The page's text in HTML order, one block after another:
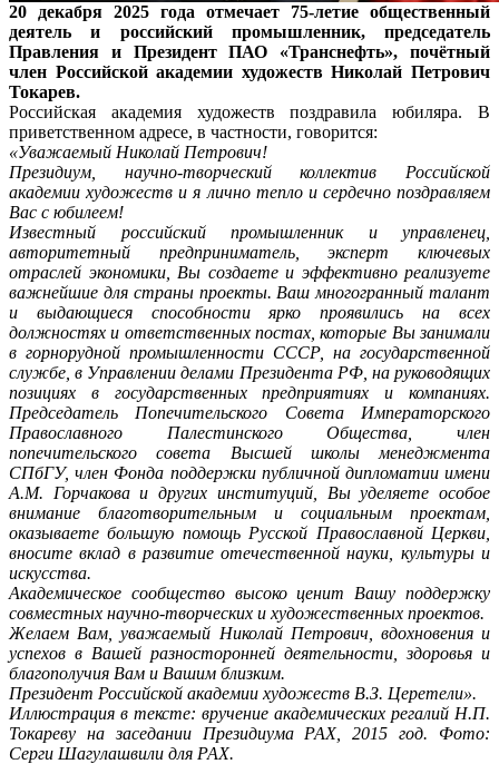
20 декабря 2025 года отмечает 75-летие общественный
деятель и российский промышленник, председатель
Правления и Президент ПАО «Транснефть», почётный
член Российской академии художеств Николай Петрович
Токарев.
Российская академия художеств поздравила юбиляра. В
приветственном адресе, в частности, говорится:
«Уважаемый Николай Петрович!
Президиум, научно-творческий коллектив Российской
академии художеств и я лично тепло и сердечно поздравляем
Вас с юбилеем!
Известный российский промышленник и управленец,
авторитетный предприниматель, эксперт ключевых
отраслей экономики, Вы создаете и эффективно реализуете
важнейшие для страны проекты. Ваш многогранный талант
и выдающиеся способности ярко проявились на всех
должностях и ответственных постах, которые Вы занимали
в горнорудной промышленности СССР, на государственной
службе, в Управлении делами Президента РФ, на руководящих
позициях в государственных предприятиях и компаниях.
Председатель Попечительского Совета Императорского
Православного Палестинского Общества, член
попечительского совета Высшей школы менеджмента
СПбГУ, член Фонда поддержки публичной дипломатии имени
А.М. Горчакова и других институций, Вы уделяете особое
внимание благотворительным и социальным проектам,
оказываете большую помощь Русской Православной Церкви,
вносите вклад в развитие отечественной науки, культуры и
искусства.
Академическое сообщество высоко ценит Вашу поддержку
совместных научно-творческих и художественных проектов.
Желаем Вам, уважаемый Николай Петрович, вдохновения и
успехов в Вашей разносторонней деятельности, здоровья и
благополучия Вам и Вашим близким.
Президент Российской академии художеств В.З. Церетели».
Иллюстрация в тексте: вручение академических регалий Н.П.
Токареву на заседании Президиума РАХ, 2015 год. Фото:
Серги Шагулашвили для РАХ.